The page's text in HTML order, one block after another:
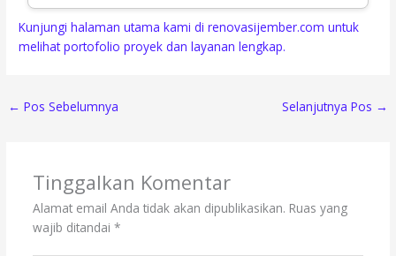
Kunjungi halaman utama kami di renovasijember.com untuk
melihat portofolio proyek dan layanan lengkap.
← Pos Sebelumnya Selanjutnya Pos →
Tinggalkan Komentar
Alamat email Anda tidak akan dipublikasikan. Ruas yang
wajib ditandai *